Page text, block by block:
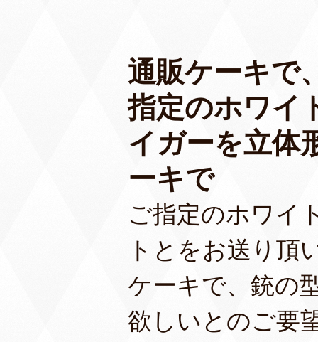
通販ケーキで
指定のホワイ
イガーを立体
ーキで
ご指定のホワイ
トとをお送り頂
ケーキで、銃の
欲しいとのご要